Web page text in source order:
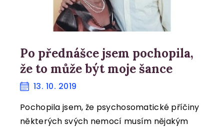
Po přednášce jsem pochopila,
že to může být moje šance
13. 10. 2019
Pochopila jsem, že psychosomatické příčiny
některých svých nemocí musím nějakým